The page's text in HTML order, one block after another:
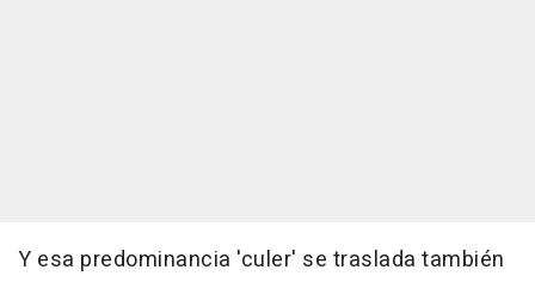
Y esa predominancia 'culer' se traslada también